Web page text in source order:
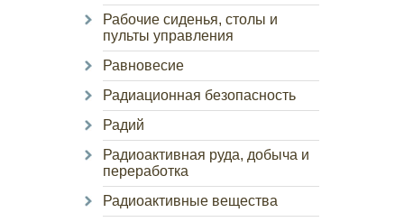
Рабочие сиденья, столы и
пульты управления
Равновесие
Радиационная безопасность
Радий
Радиоактивная руда, добыча и
переработка
Радиоактивные вещества